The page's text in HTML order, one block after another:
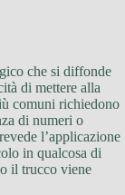
che si diffonde
di mettere alla
comuni richiedono
di numeri o
l’applicazione
in qualcosa di
il trucco viene